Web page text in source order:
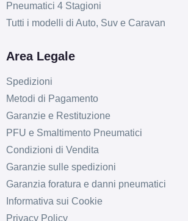
Pneumatici 4 Stagioni
Tutti i modelli di Auto, Suv e Caravan
Area Legale
Spedizioni
Metodi di Pagamento
Garanzie e Restituzione
PFU e Smaltimento Pneumatici
Condizioni di Vendita
Garanzie sulle spedizioni
Garanzia foratura e danni pneumatici
Informativa sui Cookie
Privacy Policy